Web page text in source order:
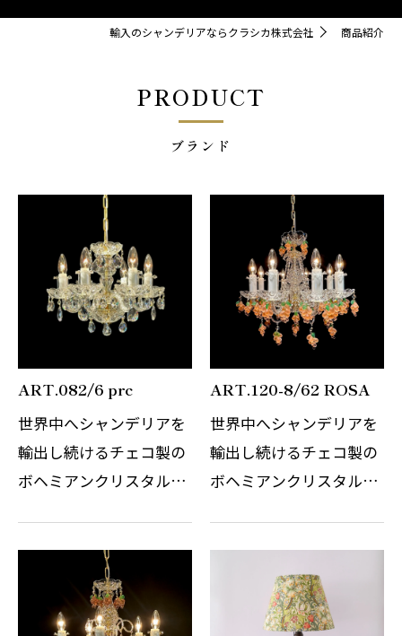
輸入のシャンデリアならクラシカ株式会社 商品紹介
PRODUCT
ブランド
ART.082/6 prc
世界中へシャンデリアを
輸出し続けるチェコ製の
ボヘミアンクリスタルシ
トの技術はまさに職人の
技術と伝統の賜物です。
光の屈折と反射を考慮し
ART.120-8/62 ROSA
世界中へシャンデリアを
輸出し続けるチェコ製の
ボヘミアンクリスタルシ
技術と伝統の賜物です。
光の屈折と反射を考慮し